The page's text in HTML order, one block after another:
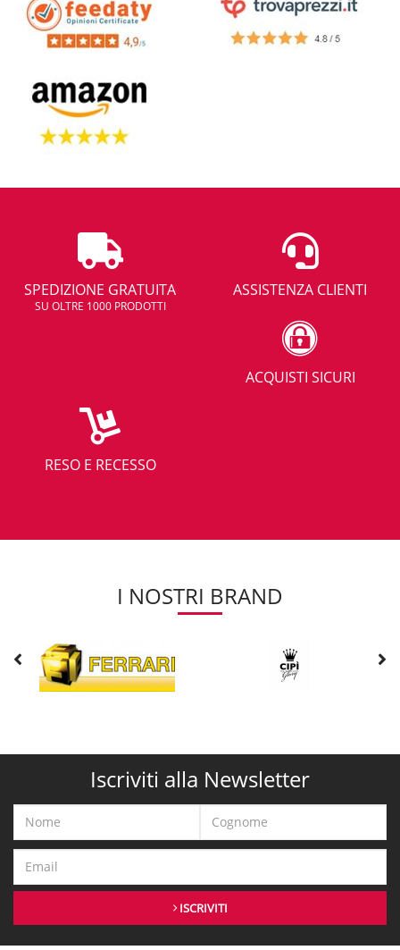
SPEDIZIONE GRATUITA
SU OLTRE 1000 PRODOTTI
ASSISTENZA CLIENTI
ACQUISTI SICURI
RESO E RECESSO
I NOSTRI BRAND
Iscriviti alla Newsletter
ISCRIVITI